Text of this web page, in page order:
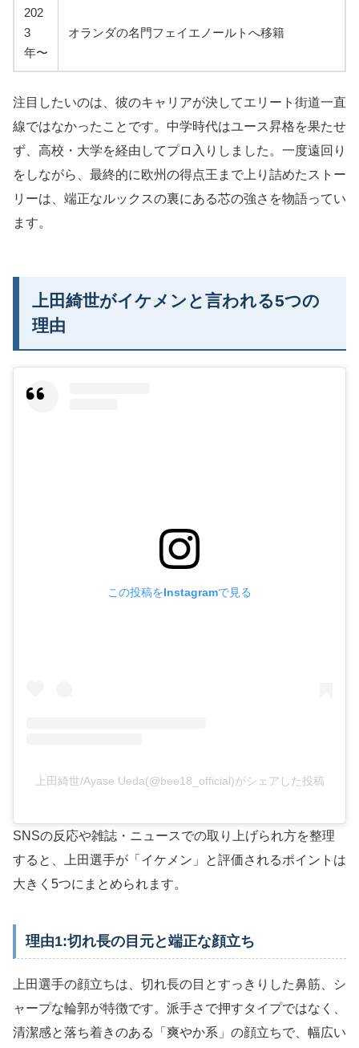
202
3
年〜
オランダの名門フェイエノールトへ移籍
注目したいのは、彼のキャリアが決してエリート街道一直
線ではなかったことです。中学時代はユース昇格を果たせ
ず、高校・大学を経由してプロ入りしました。一度遠回り
をしながら、最終的に欧州の得点王まで上り詰めたストー
リーは、端正なルックスの裏にある芯の強さを物語ってい
ます。
上田綺世がイケメンと言われる5つの
理由
この投稿をInstagramで見る
上田綺世/Ayase Ueda(@bee18_official)がシェアした投稿
SNSの反応や雑誌・ニュースでの取り上げられ方を整理
すると、上田選手が「イケメン」と評価されるポイントは
大きく5つにまとめられます。
理由1:切れ長の目元と端正な顔立ち
上田選手の顔立ちは、切れ長の目とすっきりした鼻筋、シ
ャープな輪郭が特徴です。派手さで押すタイプではなく、
清潔感と落ち着きのある「爽やか系」の顔立ちで、幅広い